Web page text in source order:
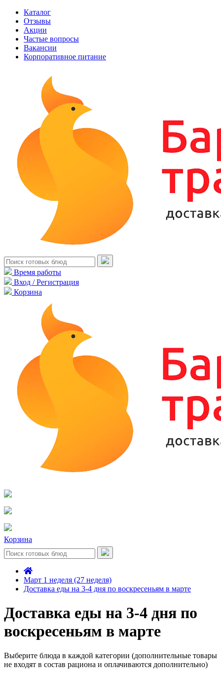
Каталог
Отзывы
Акции
Частые вопросы
Вакансии
Корпоративное питание
Время работы
Вход / Регистрация
Корзина
Корзина
Март 1 неделя (27 неделя)
Доставка еды на 3-4 дня по воскресеньям в марте
Доставка еды на 3-4 дня по
воскресеньям в марте
Выберите блюда в каждой категории (дополнительные товары
не входят в состав рациона и оплачиваются дополнительно)